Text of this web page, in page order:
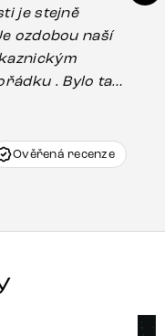
je stejně
. Bylo tam
které mohlo
vstříc.
Ověřená recenze